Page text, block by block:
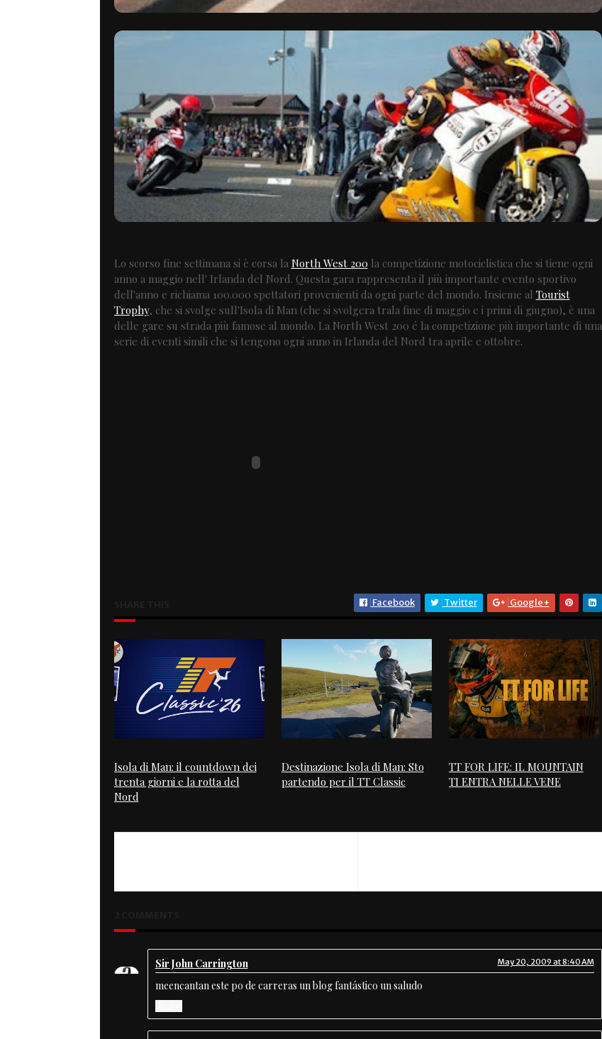
Lo scorso fine settimana si è corsa la North West 200 la competizione motociclistica che si tiene ogni
anno a maggio nell' Irlanda del Nord. Questa gara rappresenta il più importante evento sportivo
dell'anno e richiama 100.000 spettatori provenienti da ogni parte del mondo. Insieme al Tourist
Trophy, che si svolge sull'Isola di Man (che si svolgera trala fine di maggio e i primi di giugno), è una
delle gare su strada più famose al mondo. La North West 200 é la competizione più importante di una
serie di eventi simili che si tengono ogni anno in Irlanda del Nord tra aprile e ottobre.
Facebook Twitter Google+
Isola di Man: il countdown dei
trenta giorni e la rotta del
Nord
Destinazione Isola di Man: Sto
partendo per il TT Classic
TT FOR LIFE: IL MOUNTAIN
TI ENTRA NELLE VENE
Sir John Carrington May 20, 2009 at 8:40 AM
meencantan este po de carreras un blog fantástico un saludo